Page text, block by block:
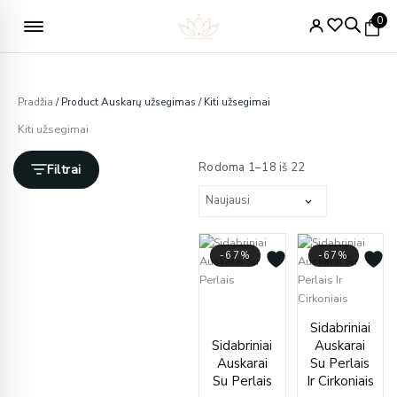
0
Pradžia / Product Auskarų užsegimas / Kiti užsegimai
Kiti užsegimai
Filtrai Rodoma 1–18 iš 22pagal
-67%
Sidabriniai
Auskarai
Su Perlais
Original
€120.00.
Current
€40.00.
-67%
Sidabriniai
Auskarai
Su Perlais
Ir Cirkoniais
price
was:
price
is: